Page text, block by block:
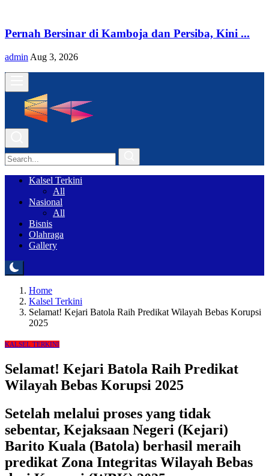
Pernah Bersinar di Kamboja dan Persiba, Kini ...
admin Aug 3, 2026
Kalsel Terkini
All
Nasional
All
Bisnis
Olahraga
Gallery
Home
Kalsel Terkini
Selamat! Kejari Batola Raih Predikat Wilayah Bebas Korupsi
2025
KALSEL TERKINI
Selamat! Kejari Batola Raih Predikat
Wilayah Bebas Korupsi 2025
Setelah melalui proses yang tidak
sebentar, Kejaksaan Negeri (Kejari)
Barito Kuala (Batola) berhasil meraih
predikat Zona Integritas Wilayah Bebas